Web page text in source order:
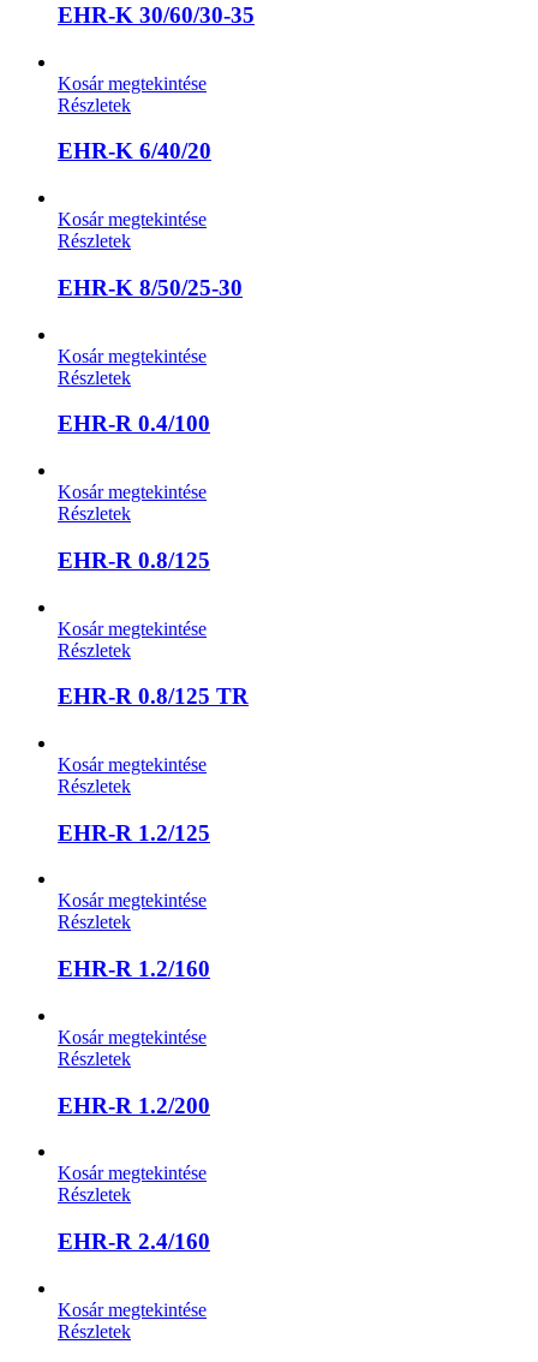
EHR-K 30/60/30-35
Kosár megtekintése
Részletek
EHR-K 6/40/20
Kosár megtekintése
Részletek
EHR-K 8/50/25-30
Kosár megtekintése
Részletek
EHR-R 0.4/100
Kosár megtekintése
Részletek
EHR-R 0.8/125
Kosár megtekintése
Részletek
EHR-R 0.8/125 TR
Kosár megtekintése
Részletek
EHR-R 1.2/125
Kosár megtekintése
Részletek
EHR-R 1.2/160
Kosár megtekintése
Részletek
EHR-R 1.2/200
Kosár megtekintése
Részletek
EHR-R 2.4/160
Kosár megtekintése
Részletek